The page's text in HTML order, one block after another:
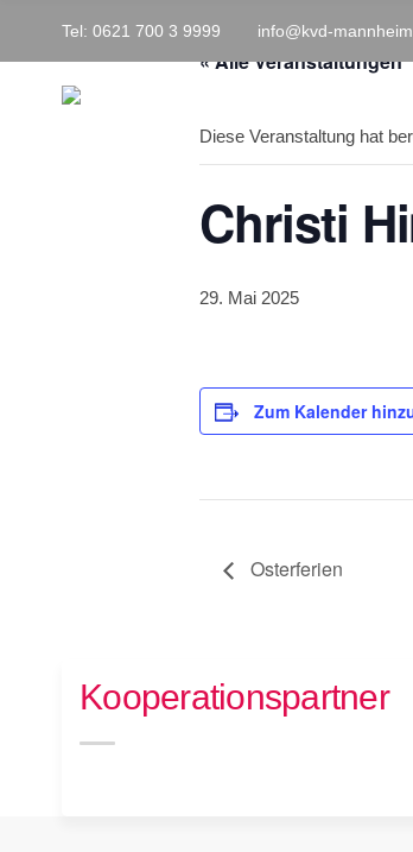
Tel: 0621 700 3 9999 info@kvd-
« Alle Veranstaltungen
Diese Veranstaltung hat
Christi
29. Mai 2025
Zum Kalender
Osterferien
Kooperationspartner